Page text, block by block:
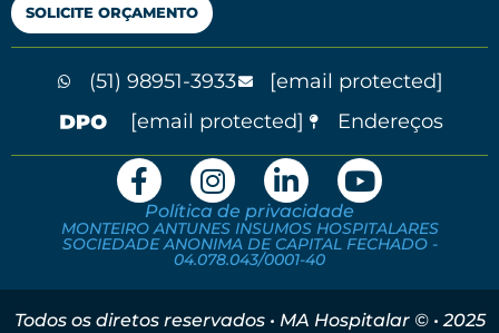
SOLICITE ORÇAMENTO
(51) 98951-3933
[email protected]
[email protected]
Endereços
Política de privacidade
MONTEIRO ANTUNES INSUMOS HOSPITALARES
SOCIEDADE ANONIMA DE CAPITAL FECHADO -
04.078.043/0001-40
Todos os diretos reservados • MA Hospitalar © • 2025